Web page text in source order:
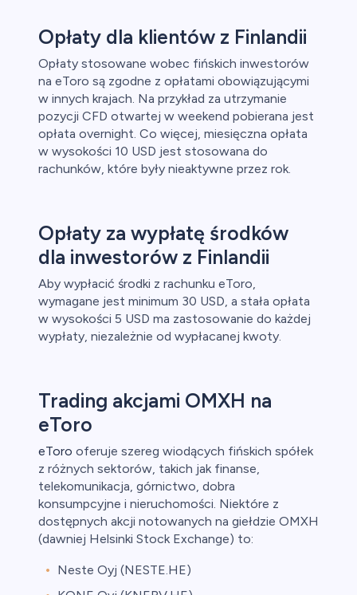
Opłaty dla klientów z Finlandii
Opłaty stosowane wobec fińskich inwestorów
na eToro są zgodne z opłatami obowiązującymi
w innych krajach. Na przykład za utrzymanie
pozycji CFD otwartej w weekend pobierana jest
opłata overnight. Co więcej, miesięczna opłata
w wysokości 10 USD jest stosowana do
rachunków, które były nieaktywne przez rok.
Opłaty za wypłatę środków
dla inwestorów z Finlandii
Aby wypłacić środki z rachunku eToro,
wymagane jest minimum 30 USD, a stała opłata
w wysokości 5 USD ma zastosowanie do każdej
wypłaty, niezależnie od wypłacanej kwoty.
Trading akcjami OMXH na
eToro
eToro oferuje szereg wiodących fińskich spółek
z różnych sektorów, takich jak finanse,
telekomunikacja, górnictwo, dobra
konsumpcyjne i nieruchomości. Niektóre z
dostępnych akcji notowanych na giełdzie OMXH
(dawniej Helsinki Stock Exchange) to:
Neste Oyj (NESTE.HE)